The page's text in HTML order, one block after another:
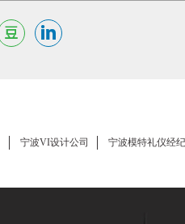
宁波VI设计公司
宁波模特礼仪经